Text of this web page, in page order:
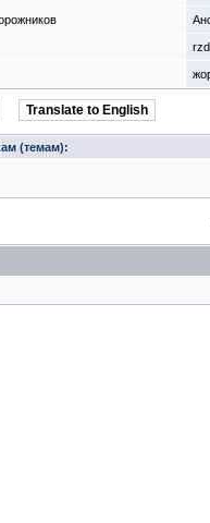
Translate to English
(темам):